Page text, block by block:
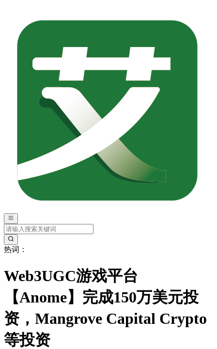
热词：
Web3UGC游戏平台
【Anome】完成150万美元投
资，Mangrove Capital Crypto
等投资